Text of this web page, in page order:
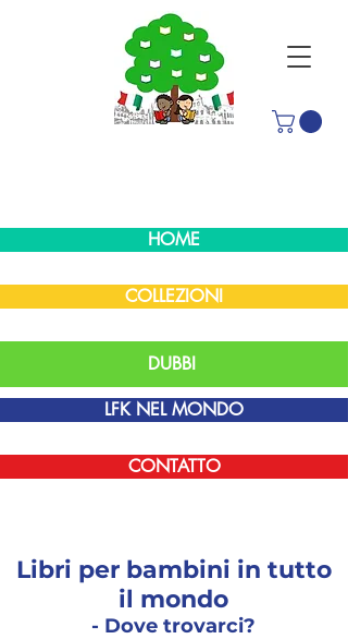
HOME
COLLEZIONI
DUBBI
LFK NEL MONDO
CONTATTO
Libri per bambini in tutto
il mondo
- Dove trovarci?